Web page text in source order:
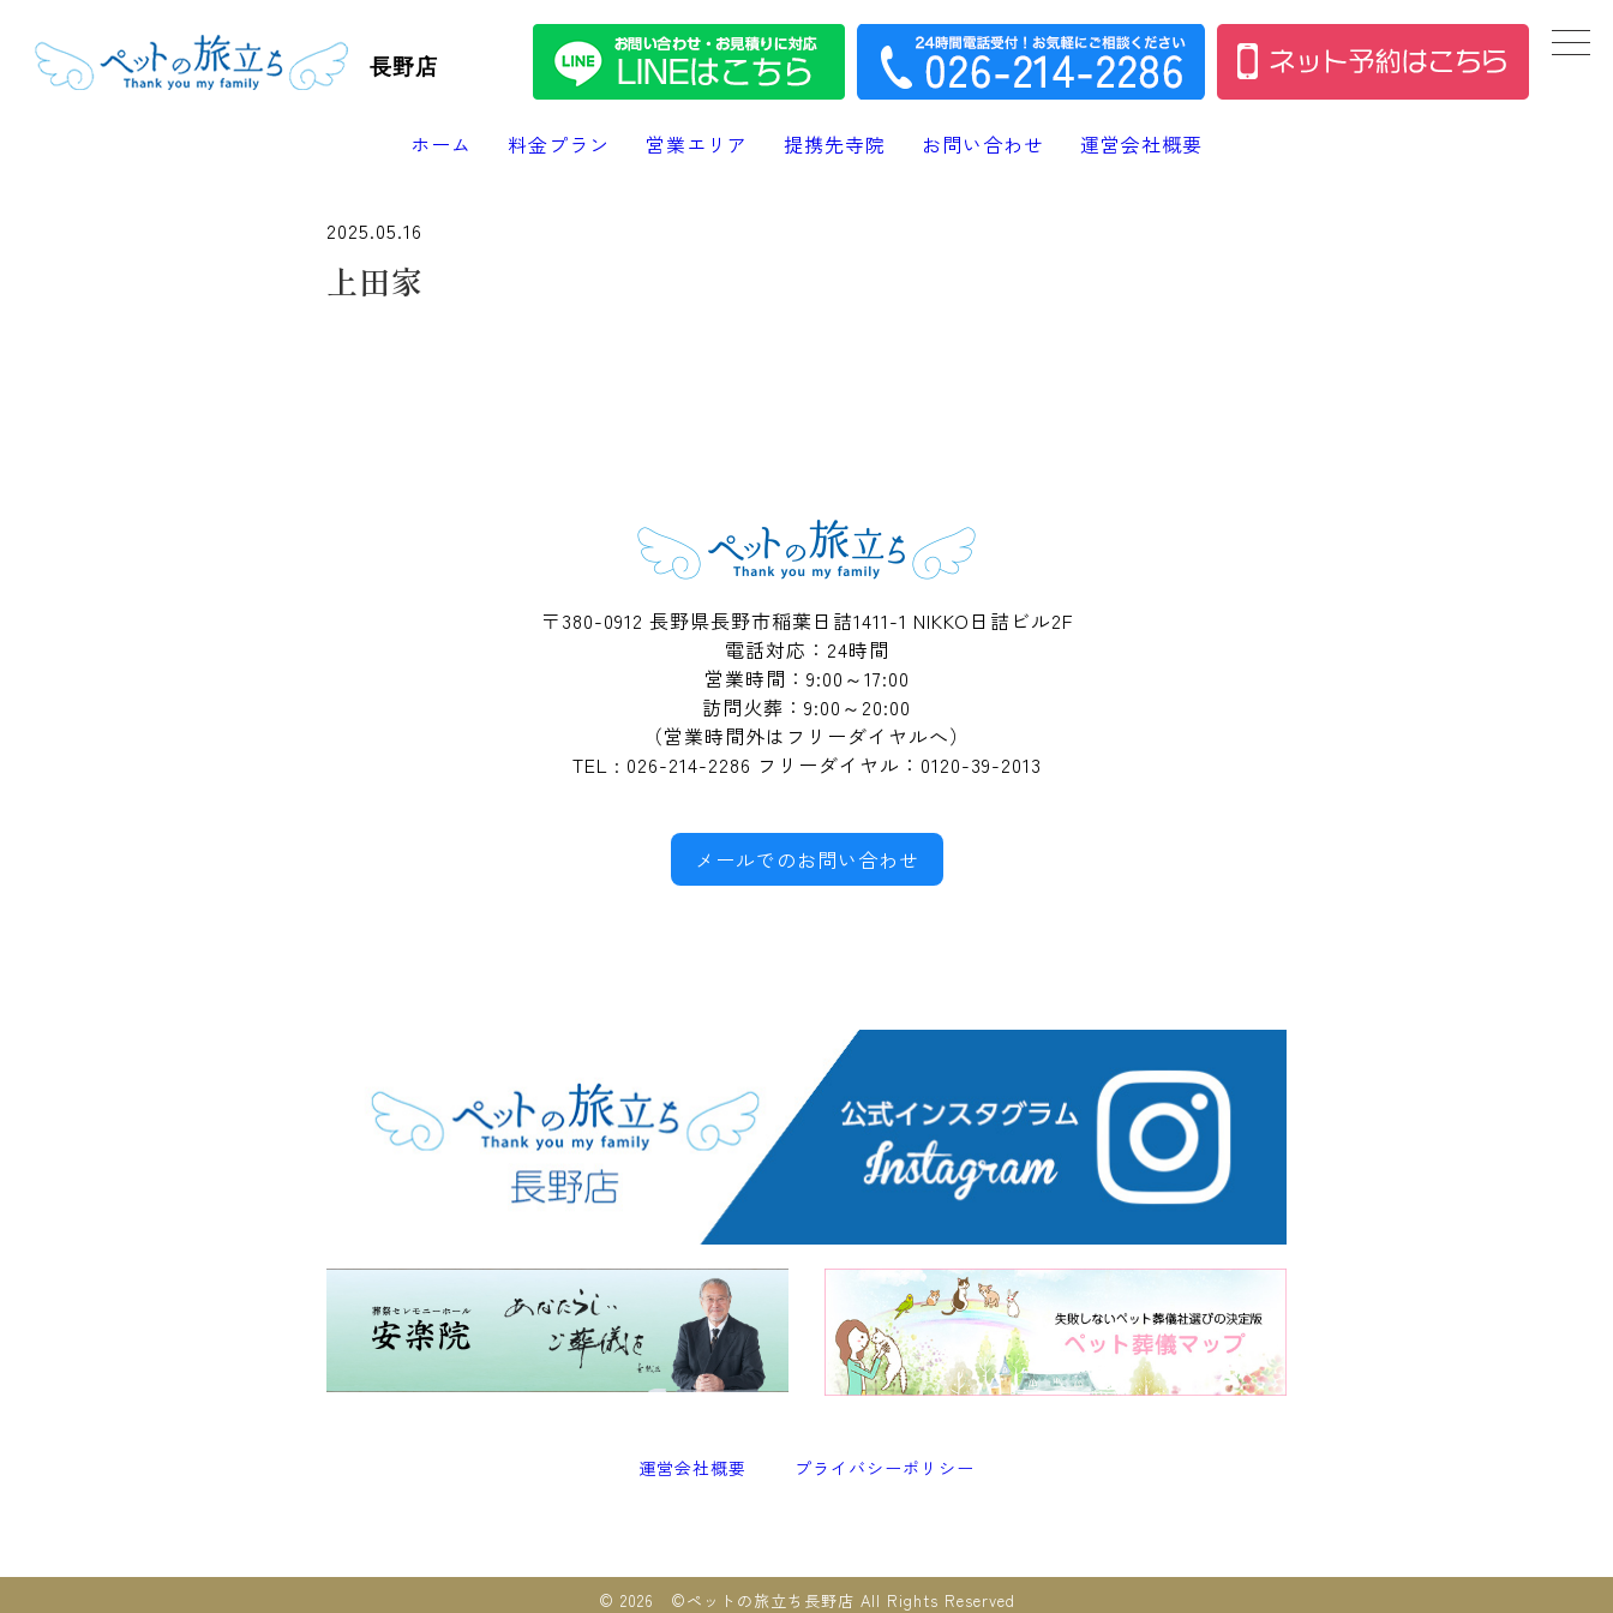
長野店
ホーム 料金プラン 営業エリア 提携先寺院 お問い合わせ 運営会社概要
2025.05.16
上田家
〒380-0912 長野県長野市稲葉日詰1411-1 NIKKO日詰ビル2F
電話対応：24時間
営業時間：9:00～17:00
訪問火葬：9:00～20:00
（営業時間外はフリーダイヤルへ）
TEL : 026-214-2286 フリーダイヤル：0120-39-2013
メールでのお問い合わせ
運営会社概要 プライバシーポリシー
© 2026 ©︎ペットの旅立ち長野店 All Rights Reserved